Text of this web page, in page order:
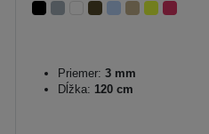
Priemer: 3 mm
Dĺžka: 120 cm